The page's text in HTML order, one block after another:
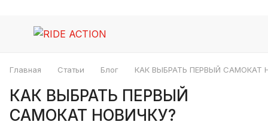
Главная Статьи Блог КАК ВЫБРАТЬ ПЕРВЫЙ САМОКАТ
КАК ВЫБРАТЬ ПЕРВЫЙ
САМОКАТ НОВИЧКУ?